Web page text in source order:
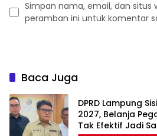
Simpan nama, email, dan situs
peramban ini untuk komentar
Baca Juga
DPRD Lampung
2027, Belanja
Tak Efektif Jadi